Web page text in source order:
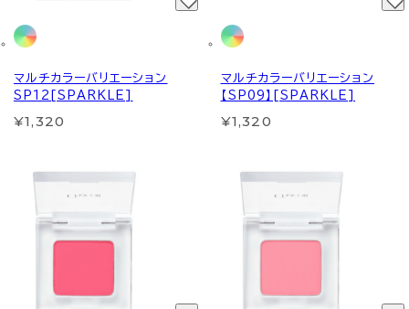
マルチカラーバリエーション
SP12[SPARKLE]
¥1,320
マルチカラーバリエーション
【SP09】[SPARKLE]
¥1,320